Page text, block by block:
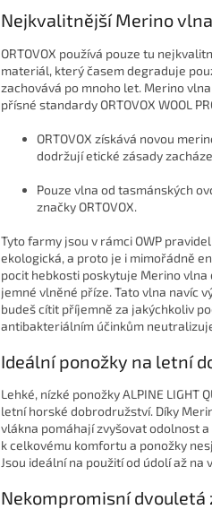
Nejkvalitnější Merino vlna
ORTOVOX používá pouze tu
materiál, který časem degraduje
zachovává po mnoho let. Merino
přísné standardy ORTOVOX WOOL
ORTOVOX získává novou
dodržujíetické zásady
Pouze vlna od tasmánských
značky ORTOVOX.
Tyto farmy jsou v rámci OWP
ekologická, a proto je i mimořádně
pocit hebkosti poskytuje Merino
jemné vlněné příze. Tato vlna navíc
budeš cítit příjemně za jakýchkoliv
antibakteriálním účinkům
Ideální ponožky na letní
Lehké, nízké ponožky ALPINE LIGHT
letní horské dobrodružství. Díky
vlákna pomáhají zvyšovat odolnost
k celkovému komfortu a ponožky
Jsou ideální na použití od údolí až na
Nekompromisní dvouletá